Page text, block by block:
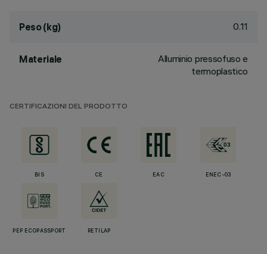
Peso (kg) 0.11
Materiale
Alluminio pressofuso e
termoplastico
CERTIFICAZIONI DEL PRODOTTO
BIS CE EAC ENEC-03
PEP ECOPASSPORT RETILAP